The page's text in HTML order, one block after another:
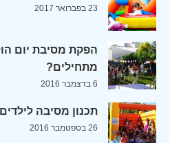
23 בפברואר 2017
הפקת מסיבת יום
מתחילים?
6 בדצמבר 2016
תכנון מסיבה
26 בספטמבר 2016